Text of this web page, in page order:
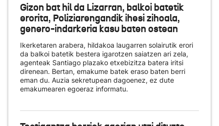
Gizon bat hil da Lizarran, balkoi batetik
erorita, Poliziarengandik ihesi zihoala,
genero-indarkeria kasu baten ostean
Ikerketaren arabera, hildakoa laugarren solairutik erori
da balkoi batetik bestera igarotzen saiatzen ari zela,
agenteak Santiago plazako etxebizitza batera iritsi
direnean. Bertan, emakume batek eraso baten berri
eman du. Auzia sekretupean dagoenez, ez dute
emakumearen egoeraz informatu.